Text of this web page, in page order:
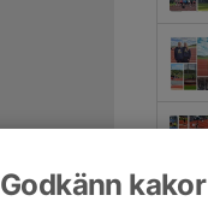
Godkänn kakor